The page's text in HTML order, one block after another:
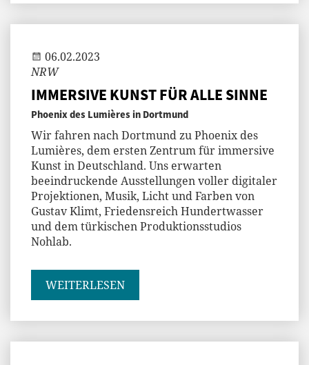
06.02.2023
NRW
IMMERSIVE KUNST FÜR ALLE SINNE
Phoenix des Lumières in Dortmund
Wir fahren nach Dortmund zu Phoenix des
Lumières, dem ersten Zentrum für immersive
Kunst in Deutschland. Uns erwarten
beeindruckende Ausstellungen voller digitaler
Projektionen, Musik, Licht und Farben von
Gustav Klimt, Friedensreich Hundertwasser
und dem türkischen Produktionsstudios
Nohlab.
WEITERLESEN